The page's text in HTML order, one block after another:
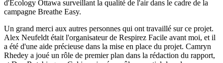
Un grand merci aux autres personnes qui ont travaillé sur ce projet.
Alex Neufeldt était l'organisateur de Respirez Facile avant moi, et il
a été d'une aide précieuse dans la mise en place du projet. Camryn
Rhedey a joué un rôle de premier plan dans la rédaction du rapport,